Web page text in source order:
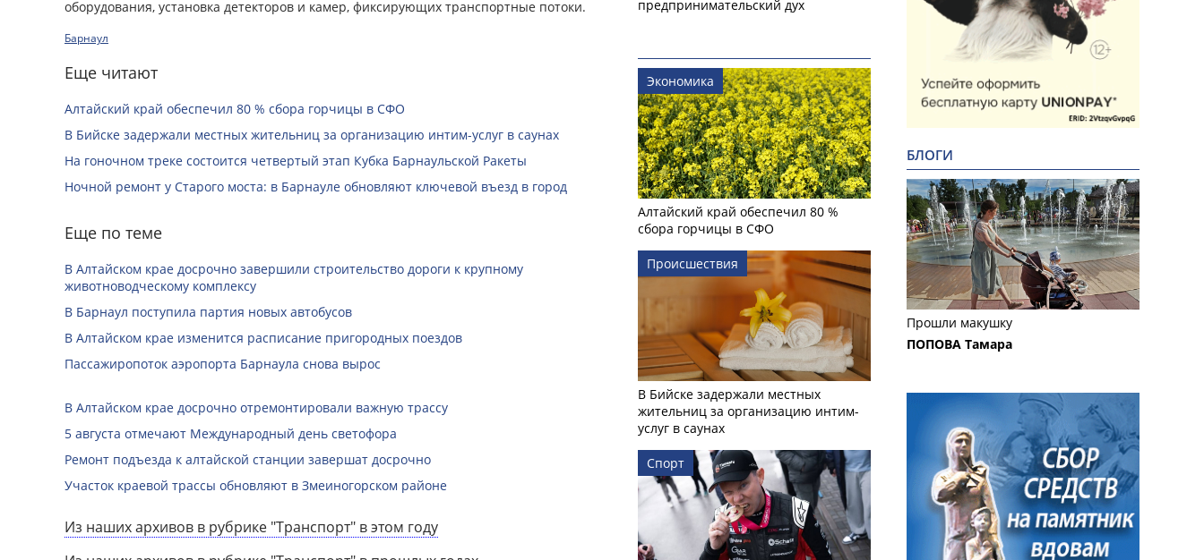
оборудования, установка детекторов и камер, фиксирующих транспортные потоки.
Барнаул
Еще читают
Алтайский край обеспечил 80 % сбора горчицы в СФО
В Бийске задержали местных жительниц за организацию интим-услуг в саунах
На гоночном треке состоится четвертый этап Кубка Барнаульской Ракеты
Ночной ремонт у Старого моста: в Барнауле обновляют ключевой въезд в город
Еще по теме
В Алтайском крае досрочно завершили строительство дороги к крупному
животноводческому комплексу
В Барнаул поступила партия новых автобусов
В Алтайском крае изменится расписание пригородных поездов
Пассажиропоток аэропорта Барнаула снова вырос
В Алтайском крае досрочно отремонтировали важную трассу
5 августа отмечают Международный день светофора
Ремонт подъезда к алтайской станции завершат досрочно
Участок краевой трассы обновляют в Змеиногорском районе
Из наших архивов в рубрике "Транспорт" в этом году
предпринимательский дух
Экономика
Алтайский край обеспечил 80 %
сбора горчицы в СФО
Происшествия
В Бийске задержали местных
жительниц за организацию интим-
услуг в саунах
Спорт
БЛОГИ
Прошли макушку
ПОПОВА Тамара